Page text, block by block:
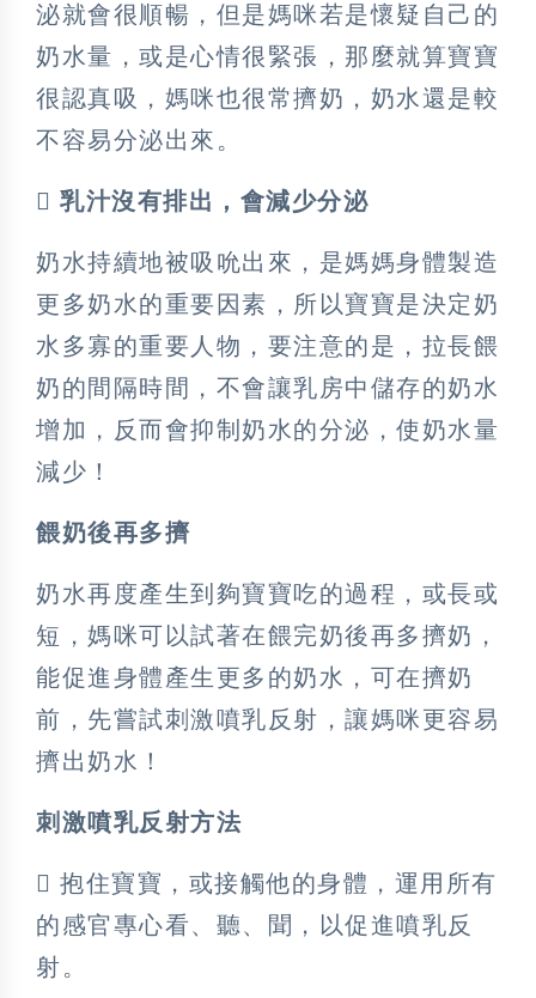
泌就會很順暢，但是媽咪若是懷疑自己的
奶水量，或是心情很緊張，那麼就算寶寶
很認真吸，媽咪也很常擠奶，奶水還是較
不容易分泌出來。
 乳汁沒有排出，會減少分泌
奶水持續地被吸吮出來，是媽媽身體製造
更多奶水的重要因素，所以寶寶是決定奶
水多寡的重要人物，要注意的是，拉長餵
奶的間隔時間，不會讓乳房中儲存的奶水
增加，反而會抑制奶水的分泌，使奶水量
減少！
餵奶後再多擠
奶水再度產生到夠寶寶吃的過程，或長或
短，媽咪可以試著在餵完奶後再多擠奶，
能促進身體產生更多的奶水，可在擠奶
前，先嘗試刺激噴乳反射，讓媽咪更容易
擠出奶水！
刺激噴乳反射方法
 抱住寶寶，或接觸他的身體，運用所有
的感官專心看、聽、聞，以促進噴乳反
射。